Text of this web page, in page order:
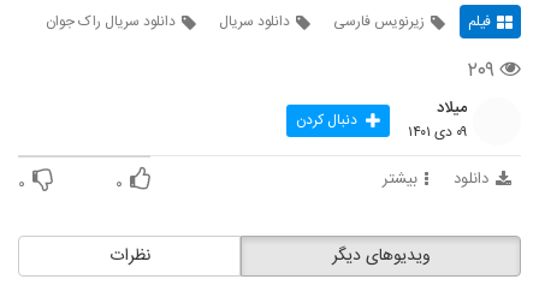
فیلم زیرنویس فارسی دانلود سریال دانلود سریال راک جوان
۲۰۹
میلاد
۰۹ دی ۱۴۰۱ دنبال کردن
دانلود بیشتر ۰ ۰
نظرات ویدیوهای دیگر